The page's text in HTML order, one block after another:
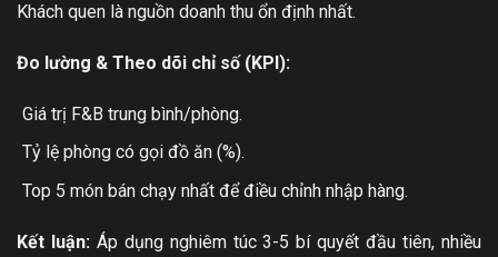
Khách quen là nguồn doanh thu ổn định nhất.
Đo lường & Theo dõi chỉ số (KPI):
Giá trị F&B trung bình/phòng.
Tỷ lệ phòng có gọi đồ ăn (%).
Top 5 món bán chạy nhất để điều chỉnh nhập hàng.
Kết luận: Áp dụng nghiêm túc 3-5 bí quyết đầu tiên, nhiều